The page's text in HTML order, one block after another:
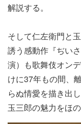
解説する。
そして仁左衛門と
誘う感動作『ぢい
演）も歌舞伎オン
けに37年もの間、
らぬ情愛を描き出
玉三郎の魅力をほ